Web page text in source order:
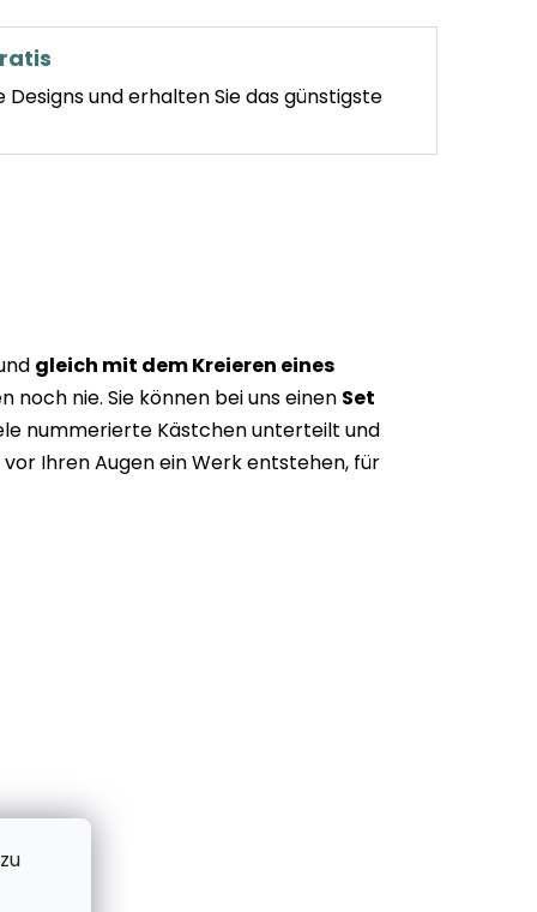
Designs und erhalten Sie das günstigste
gleich mit dem Kreieren eines
noch nie. Sie können bei uns einen Set
nummerierte Kästchen unterteilt und
Ihren Augen ein Werk entstehen, für